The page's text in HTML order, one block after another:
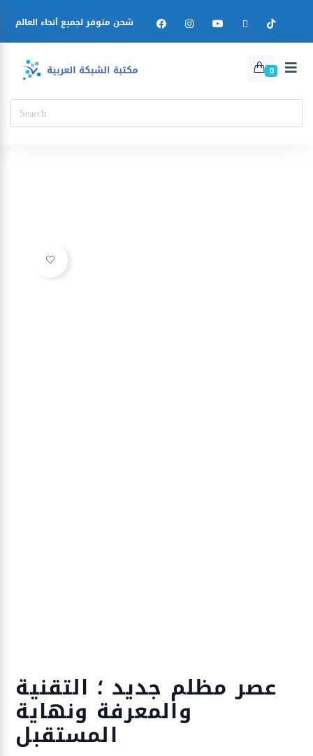
شحن متوفر لجميع أنحاء العالم
0
عصر مظلم جديد ؛ التقنية
والمعرفة ونهاية
المستقبل